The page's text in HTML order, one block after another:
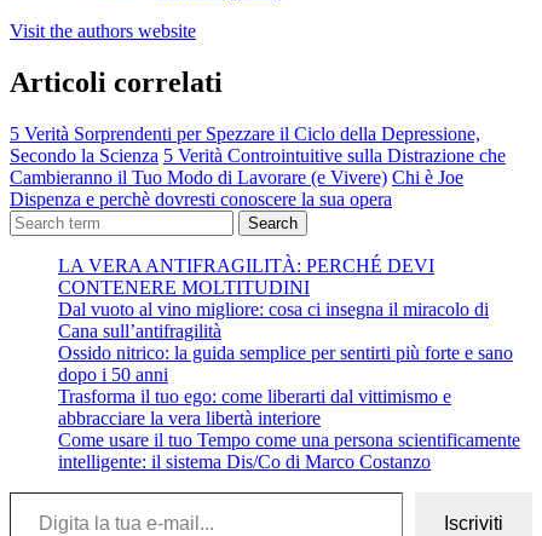
Visit the authors website
Articoli correlati
5 Verità Sorprendenti per Spezzare il Ciclo della Depressione,
Secondo la Scienza 5 Verità Controintuitive sulla Distrazione che
Cambieranno il Tuo Modo di Lavorare (e Vivere) Chi è Joe
Dispenza e perchè dovresti conoscere la sua opera
Search
LA VERA ANTIFRAGILITÀ: PERCHÉ DEVI
CONTENERE MOLTITUDINI
Dal vuoto al vino migliore: cosa ci insegna il miracolo di
Cana sull’antifragilità
Ossido nitrico: la guida semplice per sentirti più forte e sano
dopo i 50 anni
Trasforma il tuo ego: come liberarti dal vittimismo e
abbracciare la vera libertà interiore
Come usare il tuo Tempo come una persona scientificamente
intelligente: il sistema Dis/Co di Marco Costanzo
Digita la tua e-mail...
Iscriviti